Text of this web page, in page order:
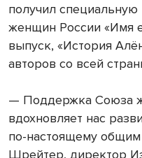
получил
женщин России «Имя
выпуск, «История
авторов со всей
— Поддержка Союза
вдохновляет нас
по-настоящему
Шрейтер, директор